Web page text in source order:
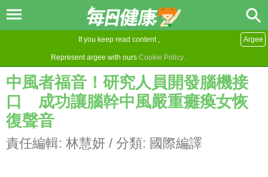
If you keep read content ,
Represent argee with ours Cookie Policy .
Argee
中風者福音！研究人員開發腦機接
口 成功讓腦幹中風嚴重癱瘓女恢
復聲音
責任編輯: 林慧妍 / 分類: 國際編譯